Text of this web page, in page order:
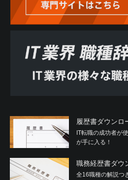
履歴書ダウンロ
IT転職の成功者が
が手に入る！
職務経歴書ダウ
全16職種の解説つ